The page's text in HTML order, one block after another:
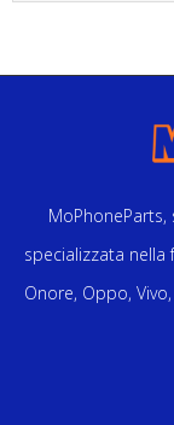
specializzata nella
Onore, Oppo,